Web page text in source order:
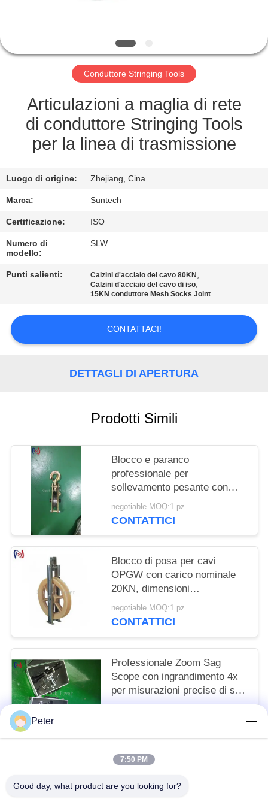
DELLA
QUALITÀ
NOTIZIE
CHIEDI UN
PREVENTIVO
MAPPA
DEL
SITO
POLITICA
PRIVACY
Conduttore Stringing Tools
Articulazioni a maglia di rete
di conduttore Stringing Tools
per la linea di trasmissione
Luogo di origine: Zhejiang, Cina
Marca: Suntech
Certificazione: ISO
Numero di
modello:
SLW
Punti salienti: Calzini d'acciaio del cavo 80KN ,
Calzini d'acciaio del cavo di iso,
15KN conduttore Mesh Socks Joint
CONTATTACI!
DETTAGLI DI APERTURA
Prodotti Simili
Blocco e paranco
professionale per
sollevamento pesante con
carico nominale 10-200KN in
progetti di costruzione
negotiable MOQ:1 pz
CONTATTICI
Blocco di posa per cavi
OPGW con carico nominale
20KN, dimensioni
660X110mm e rivestimento
non metallico per una sicura
negotiable MOQ:1 pz
CONTATTICI
Professionale Zoom Sag
Scope con ingrandimento 4x
per misurazioni precise di sag
e sicurezza senza contatto
Peter
7:50 PM
Good day, what product are you looking for?